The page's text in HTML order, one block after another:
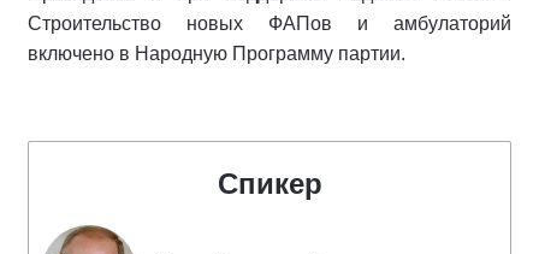
Строительство новых ФАПов и амбулаторий
включено в Народную Программу партии.
Спикер